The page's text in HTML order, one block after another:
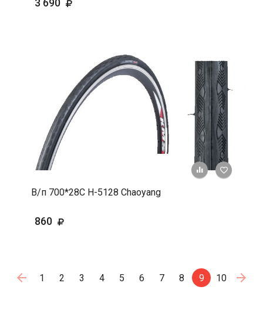
3 690
+ К
В/п 700*28С Н-5128 Chaoyang
860
1 2 3 4 5 6 7 8 9 10